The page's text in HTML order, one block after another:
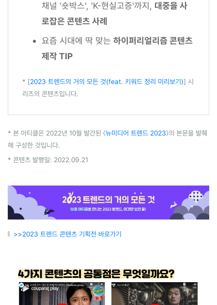
채널 '숏박스', 'K-현실고증'까지, 대중을 사
로잡은 콘텐츠 사례
요즘 시대에 딱 맞는 하이퍼리얼리즘 콘텐츠
제작 TIP
* [2023 트렌드의 거의 모든 것(feat. 키워드 정리 미리보기)] 시
리즈의 콘텐츠입니다.
* 본 아티클은 2022년 10월 발간된 〈뉴미디어 트렌드 2023〉의 본문을 발췌
해 구성한 것입니다.
* 콘텐츠 발행일: 2022.09.21
>>2023 트렌드 콘텐츠 기획전 바로가기